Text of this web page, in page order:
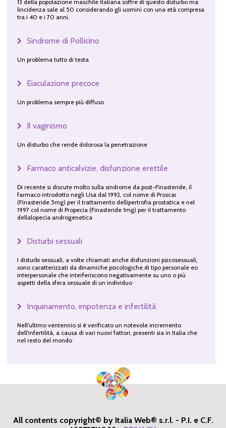
13 della popolazione maschile italiana soffre di questo disturbo ma
lincidenza sale al 50 considerando gli uomini con una età compresa
tra i 40 e i 70 anni.
Sindrome di Pollicino
Un problema tutto di testa
Eiaculazione precoce
Un problema sempre più diffuso
Il vaginismo
Un disturbo che rende dolorosa la penetrazione
Farmaco anticalvizie, disfunzione erettile
Di recente si discute molto sulla sindrome da post-Finasteride, il
farmaco introdotto negli Usa dal 1992, col nome di Proscar
(Finasteride 5mg) per il trattamento dellipertrofia prostatica e nel
1997 col nome di Propecia (Finasteride 1mg) per il trattamento
dellalopecia androgenetica
Disturbi sessuali
I disturbi sessuali, a volte chiamati anche disfunzioni psicosessuali,
sono caratterizzati da dinamiche psicologiche di tipo personale eo
interpersonale che interferiscono negativamente su uno o più
aspetti della sfera sessuale di un individuo
Inquinamento, impotenza e infertilità
Nell'ultimo ventennio si è verificato un notevole incremento
dell'infertilità, a causa di vari nuovi fattori, presenti sia in Italia che
nel resto del mondo
All contents copyright© by Italia Web® s.r.l. - P.I. e C.F.